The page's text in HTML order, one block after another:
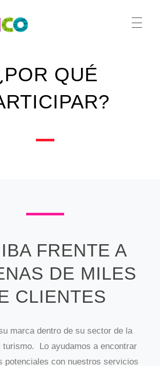
QUÉ
FRENTE A
DE MILES
CLIENTES
marca dentro de su sector de la
turismo. Lo ayudamos a encontrar
potenciales con nuestros servicios